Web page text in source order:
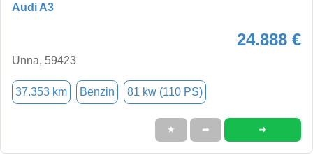
Audi A3
24.888 €
Unna, 59423
37.353 km Benzin 81 kw (110 PS)
★ ➦ ➜